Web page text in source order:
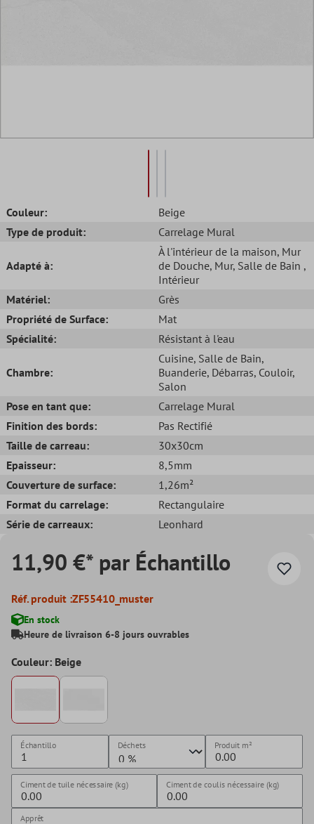
Couleur:
Beige
Type de produit:
Carrelage Mural
Adapté à:
À l'intérieur de la maison, Mur
de Douche, Mur, Salle de Bain ,
Intérieur
Matériel:
Grès
Propriété de Surface:
Mat
Spécialité:
Résistant à l'eau
Chambre:
Cuisine, Salle de Bain,
Buanderie, Débarras, Couloir,
Salon
Pose en tant que:
Carrelage Mural
Finition des bords:
Pas Rectifié
Taille de carreau:
30x30cm
Epaisseur:
8,5mm
Couverture de surface:
1,26m²
Format du carrelage:
Rectangulaire
Série de carreaux:
Leonhard
11,90 €* par Échantillo
Réf. produit :ZF55410_muster
En stock
Heure de livraison 6-8 jours ouvrables
Couleur: Beige
Échantillo Déchets Produit m²
Ciment de tuile nécessaire (kg) Ciment de coulis nécessaire (kg)
Apprêt